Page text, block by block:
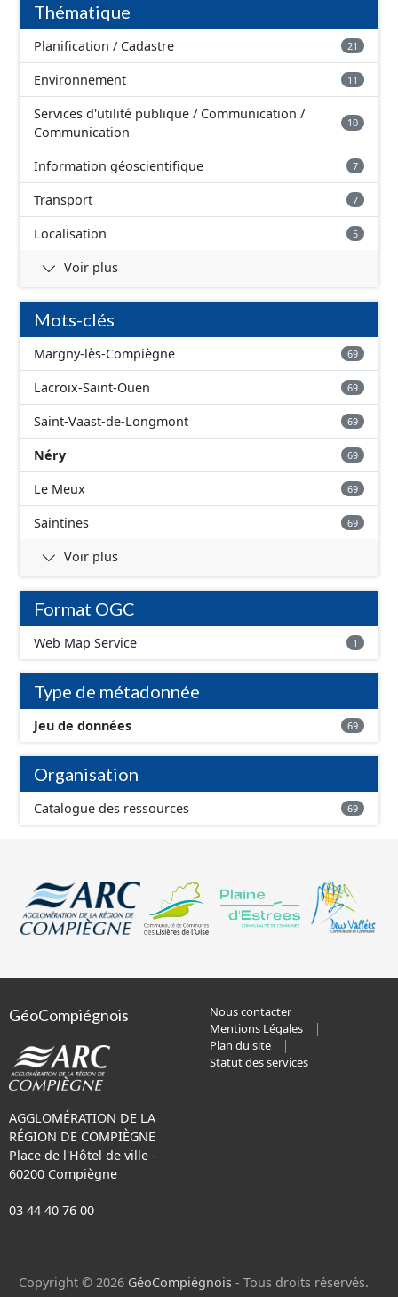
Thématique
Planification / Cadastre 21
Environnement 11
Services d'utilité publique / Communication /
Communication
10
Information géoscientifique 7
Transport 7
Localisation 5
Voir plus
Mots-clés
Margny-lès-Compiègne 69
Lacroix-Saint-Ouen 69
Saint-Vaast-de-Longmont 69
Néry 69
Le Meux 69
Saintines 69
Voir plus
Format OGC
Web Map Service 1
Type de métadonnée
Jeu de données 69
Organisation
Catalogue des ressources 69
GéoCompiégnois
AGGLOMÉRATION DE LA
RÉGION DE COMPIÈGNE
Place de l'Hôtel de ville -
60200 Compiègne
03 44 40 76 00
Nous contacter
Mentions Légales
Plan du site
Statut des services
Copyright © 2026 GéoCompiégnois - Tous droits réservés.